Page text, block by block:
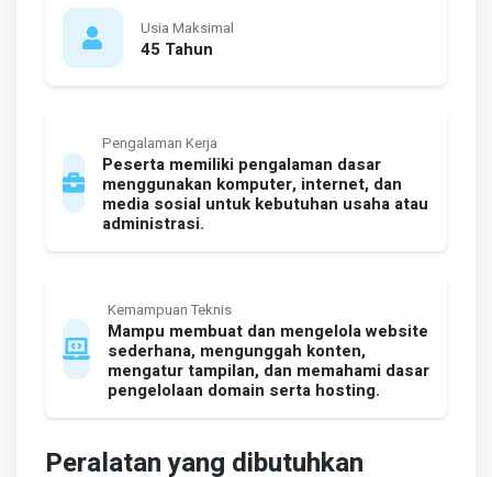
Usia Maksimal
45 Tahun
Pengalaman Kerja
Peserta memiliki pengalaman dasar
menggunakan komputer, internet, dan
media sosial untuk kebutuhan usaha atau
administrasi.
Kemampuan Teknis
Mampu membuat dan mengelola website
sederhana, mengunggah konten,
mengatur tampilan, dan memahami dasar
pengelolaan domain serta hosting.
Peralatan yang dibutuhkan